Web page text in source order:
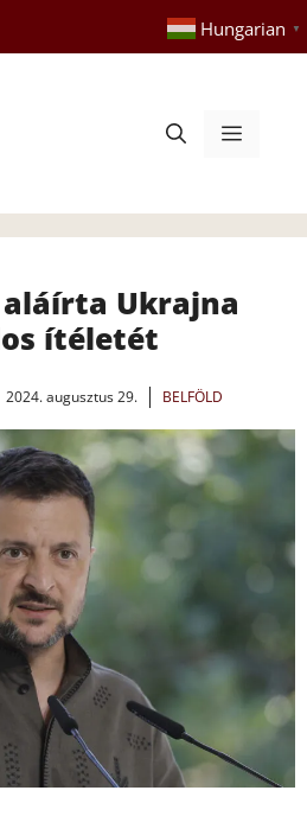
Hungarian ▼
Menü
Ukrajna
ítéletét
2024. augusztus 29. BELFÖLD